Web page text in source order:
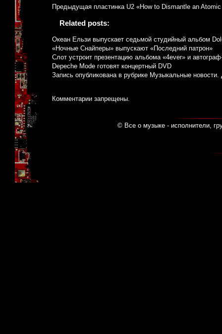
Предыдущая пластинка U2 «How to Dismantle an
Related posts:
Океан Ельзи выпускает седьмой студийный альбом
«Ночные Снайперы» выпускают «Последний патрон»
Слот устроит презентацию альбома «4ever» и
Depeche Mode готовят концертный DVD
Запись опубликована в рубрике Музыкальные новости.
Комментарии запрещены.
© Все о музыке - исполнители,